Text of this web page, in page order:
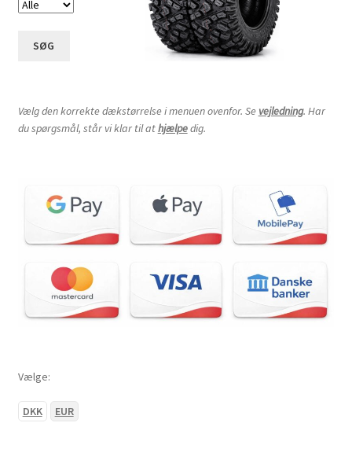
SØG
Vælg den korrekte dækstørrelse i menuen ovenfor. Se vejledning. Har
du spørgsmål, står vi klar til athjælpedig.
Vælge:
DKK EUR